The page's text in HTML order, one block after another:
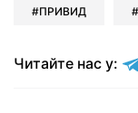
ПРИВИД
Читайте нас у: